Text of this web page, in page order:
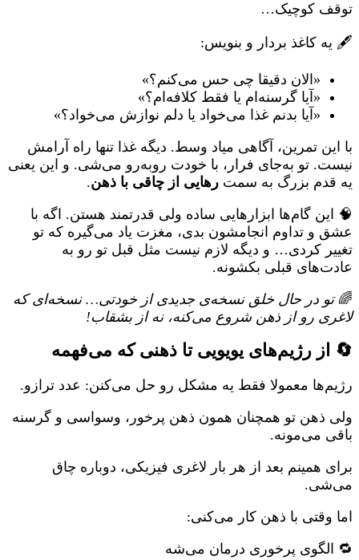
توقف کوچیک…
🖋 یه کاغذ بردار و بنویس:
«الان دقیقا چی حس می‌کنم؟»
«آیا گرسنه‌ام یا فقط کلافه‌ام؟»
«آیا بدنم غذا می‌خواد یا دلم نوازش می‌خواد؟»
با این تمرین، آگاهی میاد وسط. دیگه غذا تنها راه آرامش
نیست. تو به‌جای فرار، با خودت رو‌به‌رو می‌شی. و این یعنی
یه قدم بزرگ به سمت رهایی از چاقی با ذهن.
🧠 این گام‌ها ابزارهایی ساده ولی قدرتمند هستن. اگه با
عشق و تداوم انجامشون بدی، مغزت یاد می‌گیره که تو
تغییر کردی… و دیگه لازم نیست مثل قبل تو رو به
عادت‌های قبلی بکشونه.
🌈تو در حال خلق نسخه‌ی جدیدی از خودتی… نسخه‌ای که
لاغری رو از ذهن شروع می‌کنه، نه از بشقاب!
🔄 از رژیم‌های یویویی تا ذهنی که می‌فهمه
رژیم‌ها معمولا فقط یه مشکل رو حل می‌کنن: عدد ترازو.
ولی ذهن تو همچنان همون ذهن پرخور، وسواسی و گرسنه
باقی می‌مونه.
برای همینم بعد از هر بار لاغری فیزیکی، دوباره چاق
می‌شی.
اما وقتی با ذهن کار می‌کنی:
🔁 الگوی پرخوری درمان می‌شه